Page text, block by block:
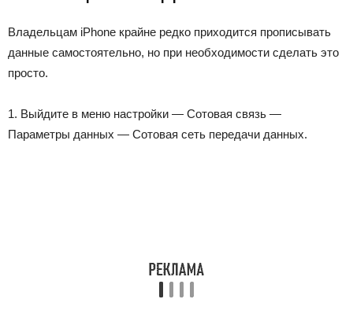
Владельцам iPhone крайне редко приходится прописывать
данные самостоятельно, но при необходимости сделать это
просто.
1. Выйдите в меню настройки — Сотовая связь —
Параметры данных — Сотовая сеть передачи данных.